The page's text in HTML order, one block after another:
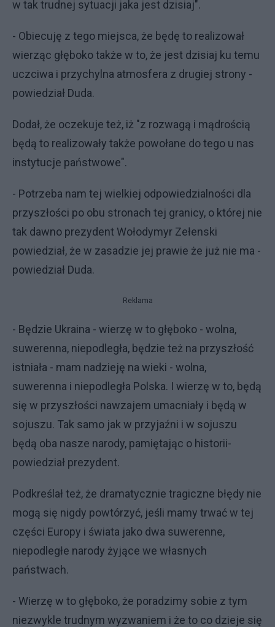
w tak trudnej sytuacji jaka jest dzisiaj".
- Obiecuję z tego miejsca, że będę to realizował
wierząc głęboko także w to, że jest dzisiaj ku temu
uczciwa i przychylna atmosfera z drugiej strony -
powiedział Duda.
Dodał, że oczekuje też, iż "z rozwagą i mądrością
będą to realizowały także powołane do tego u nas
instytucje państwowe".
- Potrzeba nam tej wielkiej odpowiedzialności dla
przyszłości po obu stronach tej granicy, o której nie
tak dawno prezydent Wołodymyr Zełenski
powiedział, że w zasadzie jej prawie że już nie ma -
powiedział Duda.
Reklama
- Będzie Ukraina - wierzę w to głęboko - wolna,
suwerenna, niepodległa, będzie też na przyszłość
istniała - mam nadzieję na wieki - wolna,
suwerenna i niepodległa Polska. I wierzę w to, będą
się w przyszłości nawzajem umacniały i będą w
sojuszu. Tak samo jak w przyjaźni i w sojuszu
będą oba nasze narody, pamiętając o historii-
powiedział prezydent.
Podkreślał też, że dramatycznie tragiczne błędy nie
mogą się nigdy powtórzyć, jeśli mamy trwać w tej
części Europy i świata jako dwa suwerenne,
niepodległe narody żyjące we własnych
państwach.
- Wierzę w to głęboko, że poradzimy sobie z tym
niezwykle trudnym wyzwaniem i że to co dzieje się